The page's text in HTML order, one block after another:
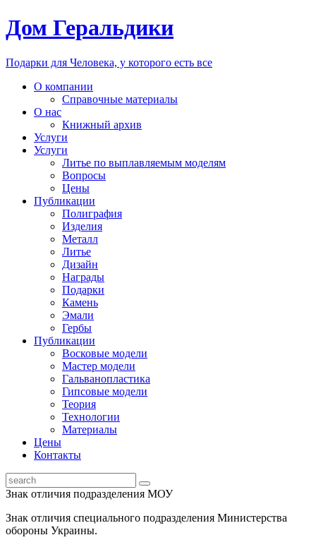
Дом Геральдики
Подарки для Человека, у которого есть все
О компании
Справочные материалы
О нас
Книжный архив
Услуги
Услуги
Литье по выплавляемым моделям
Вопросы
Цены
Публикации
Полиграфия
Изделия
Металл
Литье
Дизайн
Награды
Подарки
Камень
Эмали
Гербы
Публикации
Восковые модели
Мастер модели
Гальванопластика
Гипсовые модели
Теория
Технологии
Материалы
Цены
Контакты
Знак отличия подразделения МОУ
Знак отличия специального подразделения Министерства
обороны Украины.